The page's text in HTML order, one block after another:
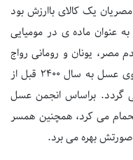
یک کالای باارزش بود
عنوان ماده ی در مومیایی
مصر، یونان و رومانی رواج
داشت. نخستین گزارشات از نگهداری کندوی عسل به سال ۲۴۰۰ قبل از
گردد. براساس انجمن عسل
می کرد، همچنین همسر
صورتش بهره می برد.